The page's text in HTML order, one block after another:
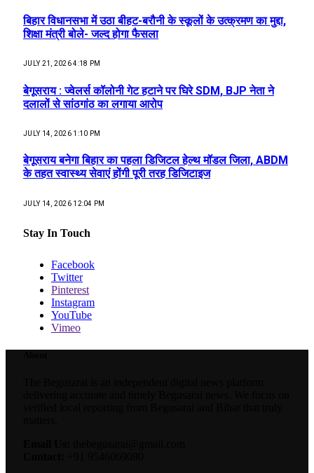
बिहार विधानसभा में उठा बीहट-बरौनी के स्कूलों के उत्क्रमण का मुद्दा,
शिक्षा मंत्री बोले- जल्द होगा फैसला
JULY 21, 2026 4:18 PM
बेगूसराय : ज्वेलर्स कॉलोनी गेट हटाने पर घिरे SDM, BJP नेता ने
दलालों से सांठगांठ का लगाया आरोप
JULY 14, 2026 1:10 PM
बेगूसराय बनेगा बिहार का पहला डिजिटल हेल्थ मॉडल जिला, ABDM
के तहत स्वास्थ्य सेवाएं होंगी पूरी तरह डिजिटाइज
JULY 14, 2026 12:04 PM
Stay In Touch
Facebook
Twitter
Pinterest
Instagram
YouTube
Vimeo